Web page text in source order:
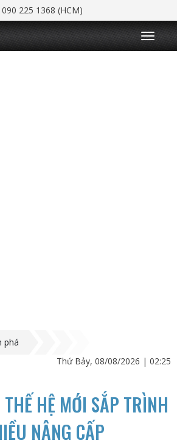
225 1368 (HCM)
T
o
g
phá
Thứ Bảy, 08/08/2026 | 02:25
HỆ MỚI SẮP TRÌNH
NÂNG CẤP